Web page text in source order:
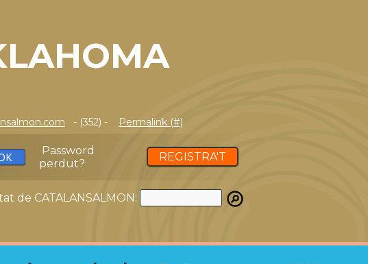
- (352) - Permalink (#)
Password
perdut?
REGISTRA'T
de CATALANSALMON: